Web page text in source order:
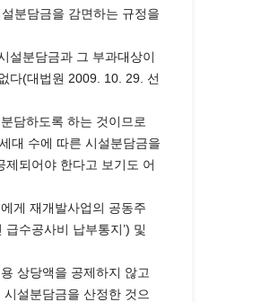
분담금을 감면하는 규정을
설분담금과 그 부과대상이
다(대법원 2009. 10. 29. 선
담하도록 하는 것이므로
대 수에 따른 시설분담금을
되어야 한다고 보기도 어
게 재개발사업의 공동주
수공사비 납부통지’) 및
상당액을 공제하지 않고
설분담금을 산정한 것으